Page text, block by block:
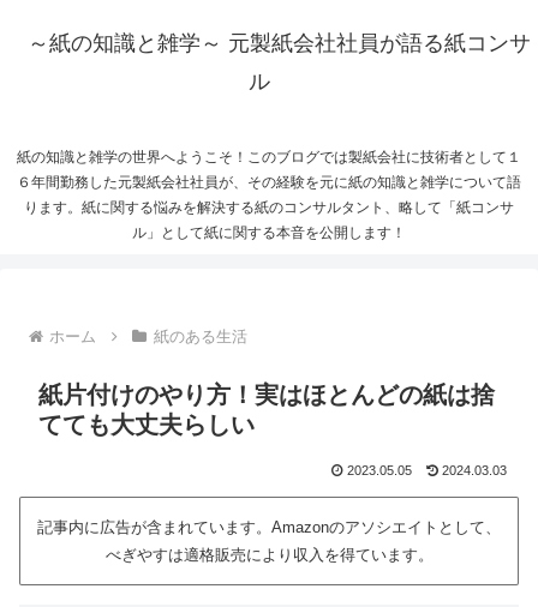
～紙の知識と雑学～ 元製紙会社社員が語る紙コンサ
ル
紙の知識と雑学の世界へようこそ！このブログでは製紙会社に技術者として１
６年間勤務した元製紙会社社員が、その経験を元に紙の知識と雑学について語
ります。紙に関する悩みを解決する紙のコンサルタント、略して「紙コンサ
ル」として紙に関する本音を公開します！
ホーム 紙のある生活
紙片付けのやり方！実はほとんどの紙は捨
てても大丈夫らしい
2023.05.05 2024.03.03
記事内に広告が含まれています。Amazonのアソシエイトとして、
べぎやすは適格販売により収入を得ています。